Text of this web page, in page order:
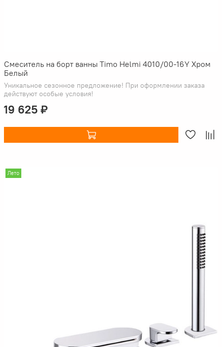
Смеситель на борт ванны Timo Helmi 4010/00-16Y Хром
Белый
Уникальное сезонное предложение! При оформлении заказа
действуют особые условия!
19 625 ₽
Лето